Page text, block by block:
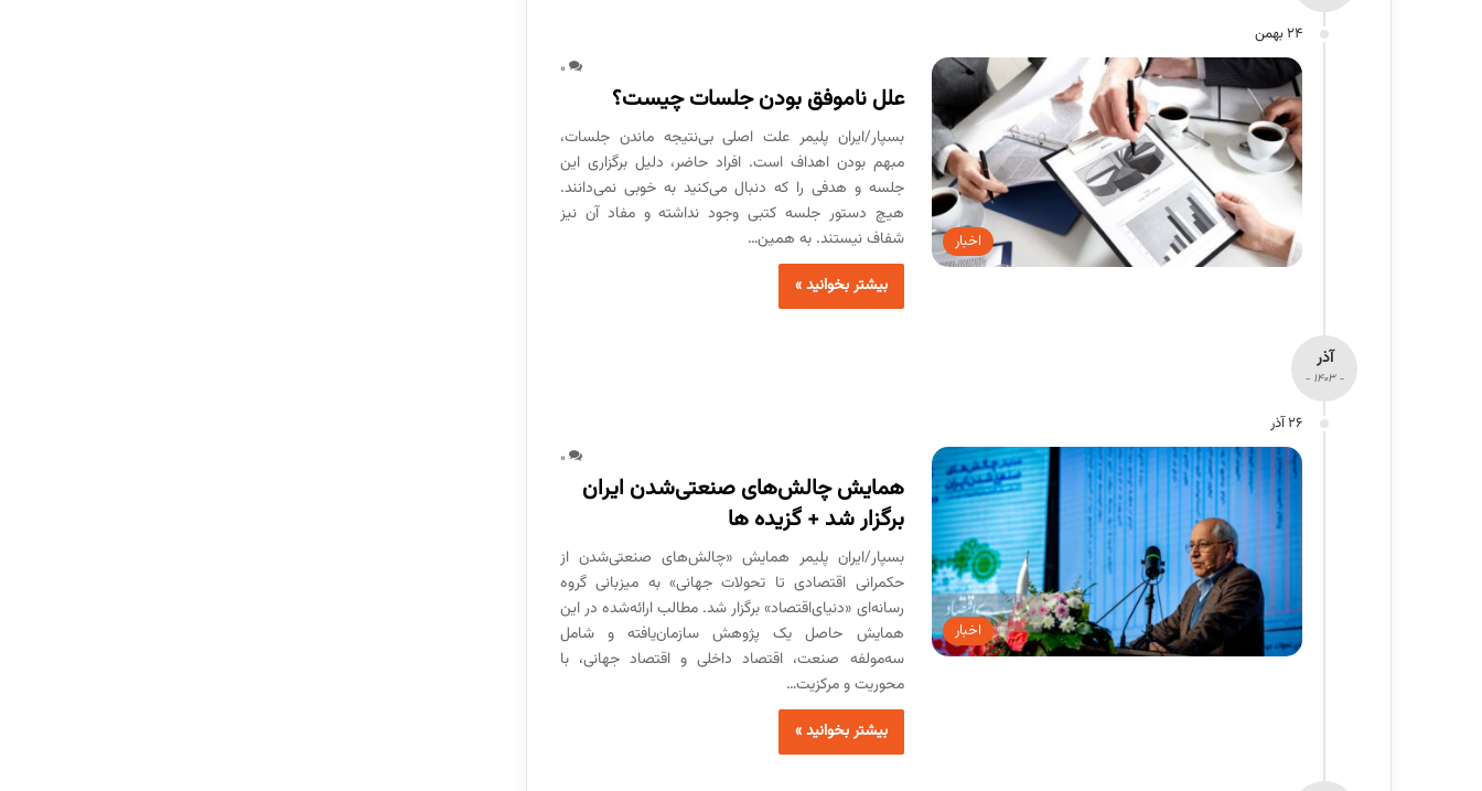
24 بهمن
اخبار
0
علل ناموفق بودن جلسات چیست؟
بسپار/ایران پلیمر علت اصلی بی‌‌‌نتیجه ماندن جلسات،
مبهم بودن اهداف است. افراد حاضر، دلیل برگزاری این
جلسه و هدفی را که دنبال می‌‌‌کنید به خوبی نمی‌‌‌دانند.
هیچ دستور جلسه کتبی وجود نداشته و مفاد آن نیز
شفاف نیستند. به همین…
بیشتر بخوانید »
آذر
- 1403 -
26 آذر
اخبار
0
همایش چالش‌های صنعتی‌شدن ایران
برگزار شد + گزیده ها
بسپار/ایران پلیمر همایش «چالش‏‏‌های صنعتی‌شدن از
حکمرانی اقتصادی تا تحولات جهانی» به میزبانی گروه
رسانه‏‏‌ای «دنیای‌اقتصاد» برگزار شد. مطالب ارائه‌شده در این
همایش حاصل یک پژوهش سازمان‌یافته و شامل
سه‌مولفه‏‏ صنعت، اقتصاد داخلی و اقتصاد جهانی، با
محوریت و مرکزیت…
بیشتر بخوانید »